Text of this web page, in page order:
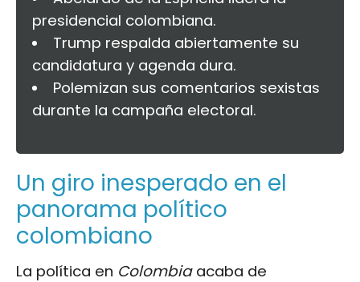
presidencial colombiana.
Trump respalda abiertamente su
candidatura y agenda dura.
Polemizan sus comentarios sexistas
durante la campaña electoral.
Un giro inesperado en el
panorama político
colombiano
La política en Colombiaacaba de